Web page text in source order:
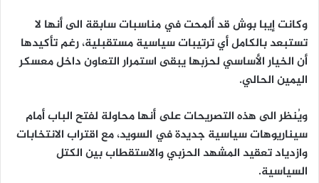
وكانت إيبا بوش قد ألمحت في مناسبات سابقة الى أنها لا
تستبعد بالكامل أي ترتيبات سياسية مستقبلية، رغم تأكيدها
أن الخيار الأساسي لحزبها يبقى استمرار التعاون داخل معسكر
اليمين الحالي.
ويُنظر الى هذه التصريحات على أنها محاولة لفتح الباب أمام
سيناريوهات سياسية جديدة في السويد، مع اقتراب الانتخابات
وازدياد تعقيد المشهد الحزبي والاستقطاب بين الكتل
السياسية.